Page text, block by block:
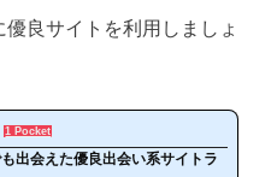
良サイトを利用しましょ
1 Pocket
出会えた優良出会い系サイトラ